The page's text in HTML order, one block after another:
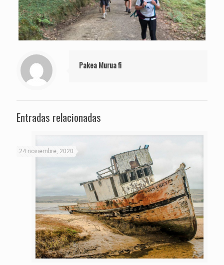
Pakea Murua fi
Entradas relacionadas
24 noviembre, 2020